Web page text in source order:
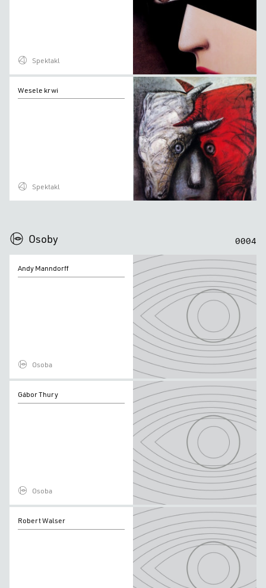
Spektakl
krwi
Wesele krwi
Spektakl
Osoby
0004
Manndorff
Andy Manndorff
Osoba
Thury
Gábor Thury
Osoba
Walser
Robert Walser